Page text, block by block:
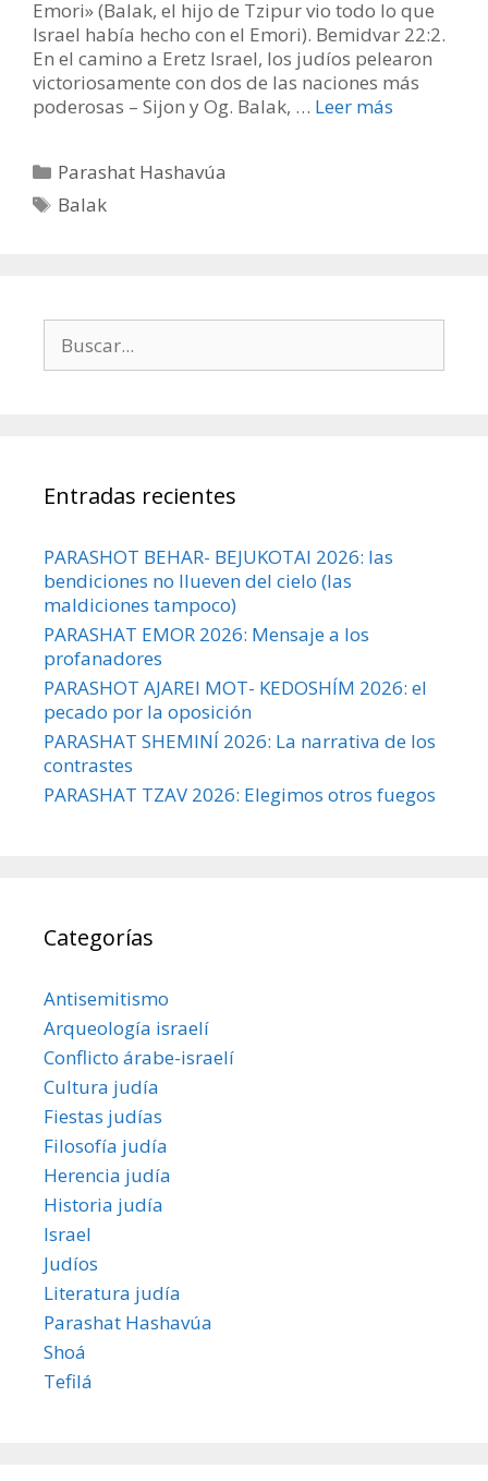
Emori» (Balak, el hijo de Tzipur vio todo lo que
Israel había hecho con el Emori). Bemidvar 22:2.
En el camino a Eretz Israel, los judíos pelearon
victoriosamente con dos de las naciones más
poderosas – Sijon y Og. Balak, … Leer más
Categorías
Parashat Hashavúa
Etiquetas
Balak
Entradas recientes
PARASHOT BEHAR- BEJUKOTAI 2026: las
bendiciones no llueven del cielo (las
maldiciones tampoco)
PARASHAT EMOR 2026: Mensaje a los
profanadores
PARASHOT AJAREI MOT- KEDOSHÍM 2026: el
pecado por la oposición
PARASHAT SHEMINÍ 2026: La narrativa de los
contrastes
PARASHAT TZAV 2026: Elegimos otros fuegos
Categorías
Antisemitismo
Arqueología israelí
Conflicto árabe-israelí
Cultura judía
Fiestas judías
Filosofía judía
Herencia judía
Historia judía
Israel
Judíos
Literatura judía
Parashat Hashavúa
Shoá
Tefilá